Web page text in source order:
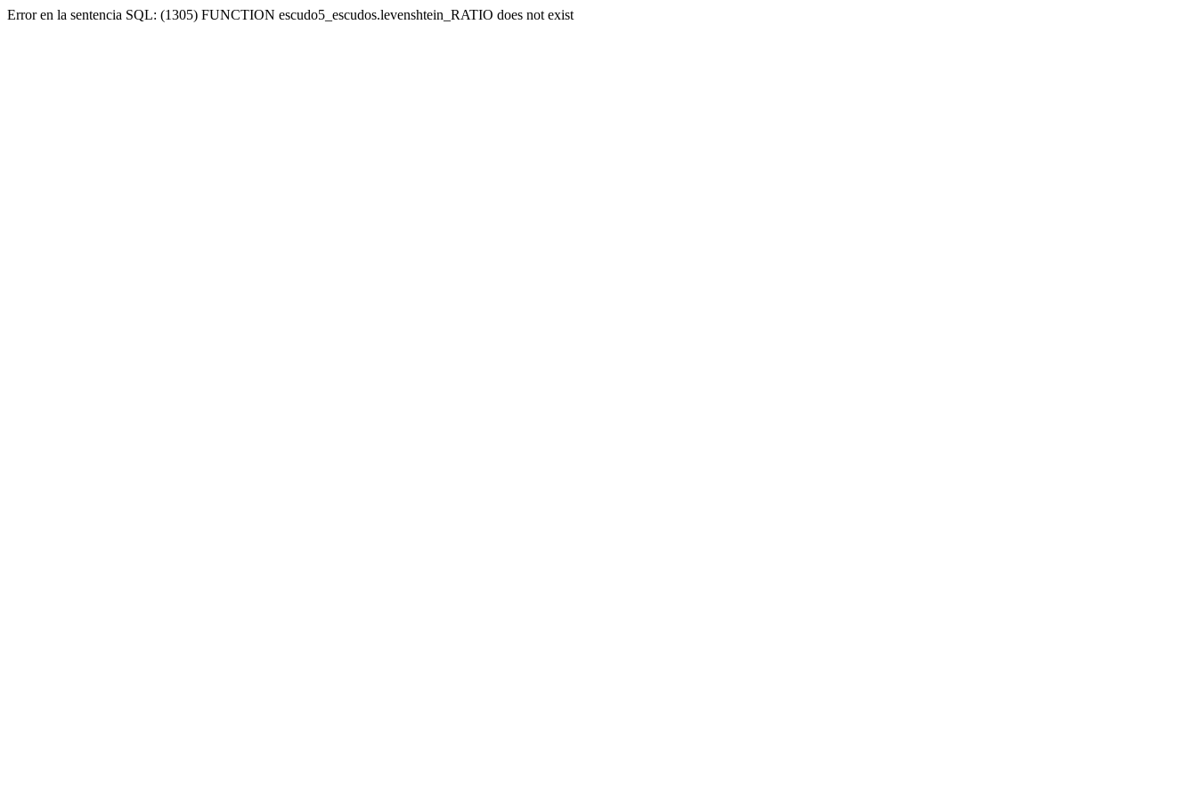
Error en la sentencia SQL: (1305) FUNCTION escudo5_escudos.levenshtein_RATIO does not exist